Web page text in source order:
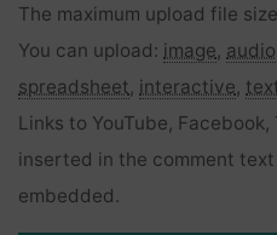
The maximum upload file
You can upload: image, audio
spreadsheet, interactive,
Links to YouTube,
inserted in the comment
embedded.